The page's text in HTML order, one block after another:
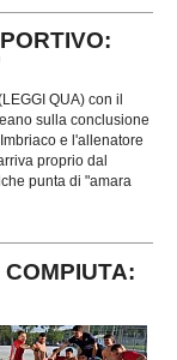
QUA) con il
sulla conclusione
e l'allenatore
proprio dal
punta di "amara